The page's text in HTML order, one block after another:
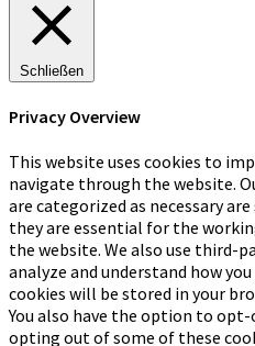
Schließen
Privacy Overview
This website uses cookies to
navigate through the website.
are categorized as necessary
they are essential for the
the website. We also use third-
analyze and understand how
cookies will be stored in your
You also have the option to
opting out of some of these